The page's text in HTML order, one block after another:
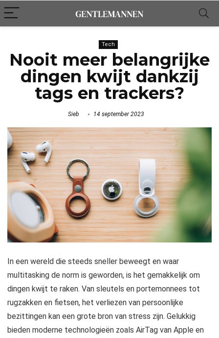
Tech
Nooit meer belangrijke
dingen kwijt dankzij
tags en trackers?
Sieb 14 september 2023
In een wereld die steeds sneller beweegt en waar
multitasking de norm is geworden, is het gemakkelijk om
dingen kwijt te raken. Van sleutels en portemonnees tot
rugzakken en fietsen, het verliezen van persoonlijke
bezittingen kan een grote bron van stress zijn. Gelukkig
bieden moderne technologieën zoals AirTag van Apple en